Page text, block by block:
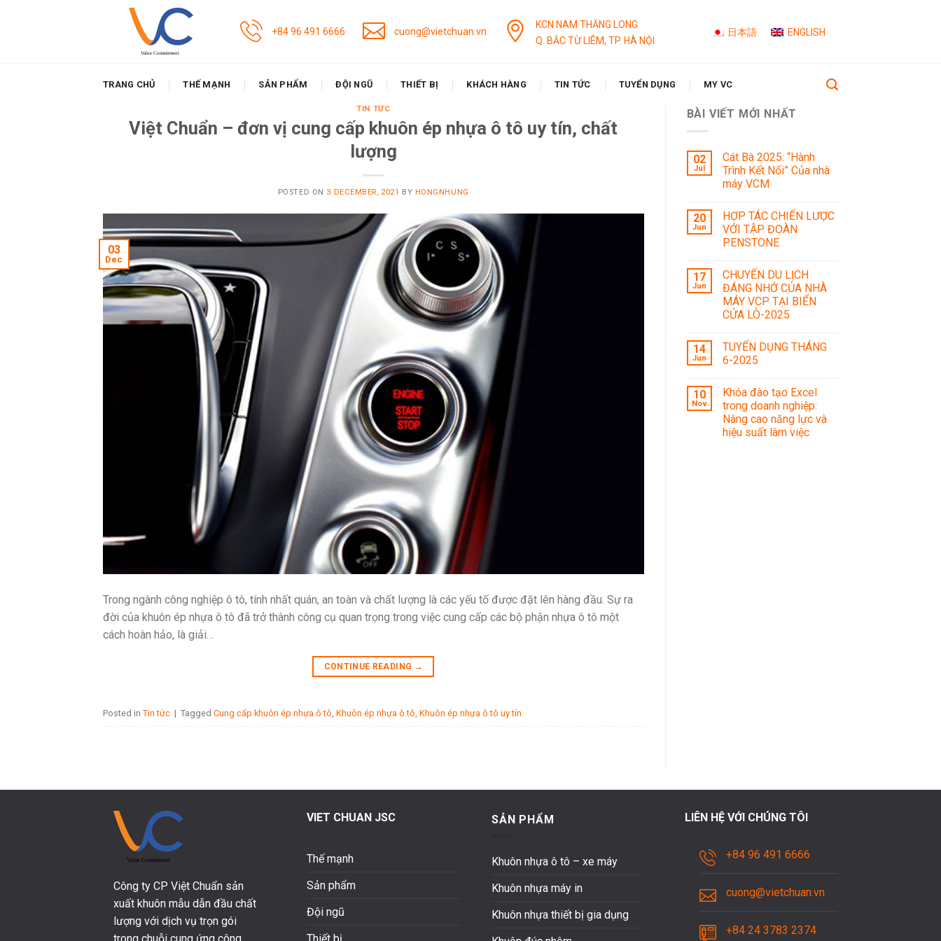
+84 96 491 6666 cuong@vietchuan.vn
KCN NAM THĂNG LONG
Q. BẮC TỪ LIÊM, TP. HÀ NỘI
日本語 ENGLISH
TRANG CHỦ THẾ MẠNH SẢN PHẨM ĐỘI NGŨ THIẾT BỊ KHÁCH HÀNG TIN TỨC TUYỂN DỤNG MY VC
TIN TỨC
Việt Chuẩn – đơn vị cung cấp khuôn ép nhựa ô tô uy tín, chất
lượng
POSTED ON 3 DECEMBER, 2021 BY HONGNHUNG
03
Dec
Trong ngành công nghiệp ô tô, tính nhất quán, an toàn và chất lượng là các yếu tố được đặt lên hàng đầu. Sự ra
đời của khuôn ép nhựa ô tô đã trở thành công cụ quan trọng trong việc cung cấp các bộ phận nhựa ô tô một
cách hoàn hảo, là giải…
CONTINUE READING →
Posted in Tin tức | Tagged Cung cấp khuôn ép nhựa ô tô Khuôn ép nhựa ô tô Khuôn ép nhựa ô tô uy tín
BÀI VIẾT MỚI NHẤT
02
Jul
Cát Bà 2025: “Hành
Trình Kết Nối” Của nhà
máy VCM
20
Jun
HỢP TÁC CHIẾN LƯỢC
VỚI TẬP ĐOÀN
PENSTONE
17
Jun
CHUYẾN DU LỊCH
ĐÁNG NHỚ CỦA NHÀ
MÁY VCP TẠI BIỂN
CỬA LÒ-2025
14
Jun
TUYỂN DỤNG THÁNG
6-2025
10
Nov
Khóa đào tạo Excel
trong doanh nghiệp:
Nâng cao năng lực và
hiệu suất làm việc
Công ty CP Việt Chuẩn sản
xuất khuôn mẫu dẫn đầu chất
lượng với dịch vụ trọn gói
VIET CHUAN JSC
Thế mạnh
Sản phẩm
Đội ngũ
Thiết bị
SẢN PHẨM
Khuôn nhựa ô tô – xe máy
Khuôn nhựa máy in
Khuôn nhựa thiết bị gia dụng
LIÊN HỆ VỚI CHÚNG TÔI
+84 96 491 6666
cuong@vietchuan.vn
+84 24 3783 2374